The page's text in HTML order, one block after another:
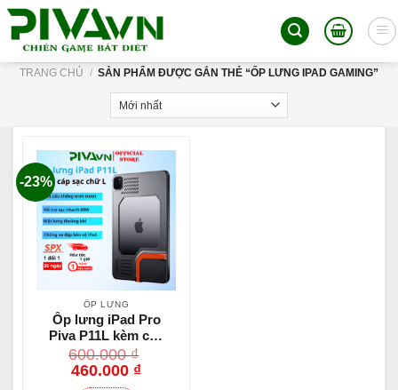
Skip
content
TRANG CHỦ / SẢN PHẨM ĐƯỢC GẮN THẺ “ỐP LƯNG IPAD GAMING”
-23%
ỐP LƯNG
Ốp lưng iPad Pro
Piva P11L kèm cáp
sạc chữ L bảo vệ
chân sạc hỗ trợ
600.000₫
460.000 ₫